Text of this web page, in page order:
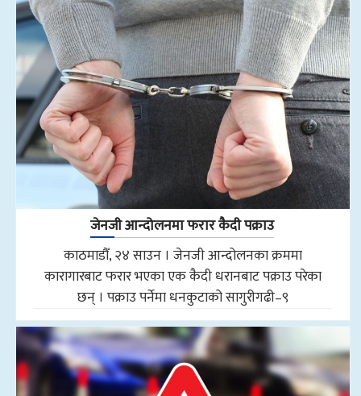
जेनजी आन्दोलनमा फरार कैदी पक्राउ
काठमाडौँ, २४ साउन । जेनजी आन्दोलनका क्रममा
कारागारबाट फरार भएका एक कैदी धरानबाट पक्राउ परेका
छन् । पक्राउ पर्नेमा धनकुटाको सागुरीगढी–९